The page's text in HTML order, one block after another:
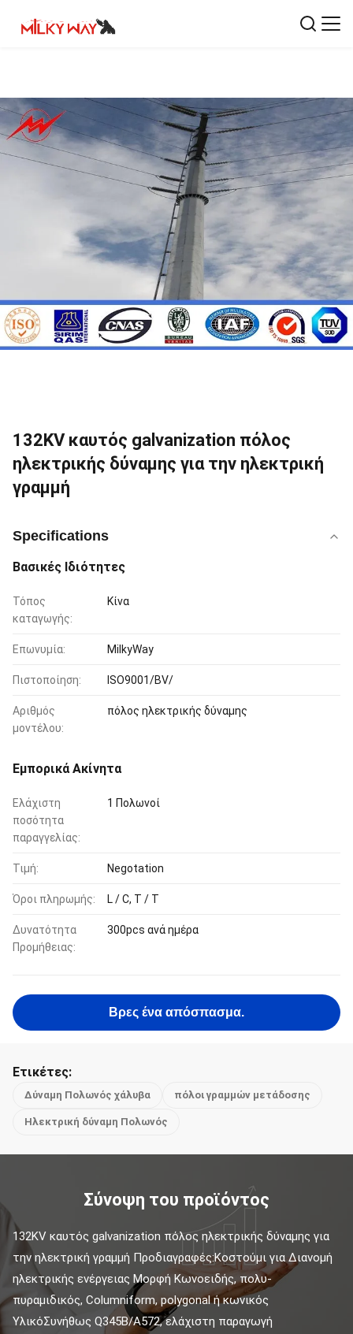
132KV καυτός galvanization πόλος
ηλεκτρικής δύναμης για την ηλεκτρική
γραμμή
Specifications
Βασικές Ιδιότητες
Τόπος
καταγωγής:
Κίνα
Επωνυμία: MilkyWay
Πιστοποίηση: ISO9001/BV/
Αριθμός
μοντέλου:
πόλος ηλεκτρικής δύναμης
Εμπορικά Ακίνητα
Ελάχιστη
ποσότητα
παραγγελίας:
1 Πολωνοί
Τιμή: Negotation
Όροι πληρωμής: L / C, T / T
Δυνατότητα
Προμήθειας:
300pcs ανά ημέρα
Βρες ένα απόσπασμα.
Ετικέτες:
Δύναμη Πολωνός χάλυβα πόλοι γραμμών μετάδοσης
Ηλεκτρική δύναμη Πολωνός
Σύνοψη του προϊόντος
132KV καυτός galvanization πόλος ηλεκτρικής δύναμης για
την ηλεκτρική γραμμή Προδιαγραφές:Κοστούμι για Διανομή
ηλεκτρικής ενέργειας Μορφή Κωνοειδής, πολυ-
πυραμιδικός, Columniform, polygonal ή κωνικός
ΥλικόΣυνήθως Q345B/A572, ελάχιστη παραγωγή